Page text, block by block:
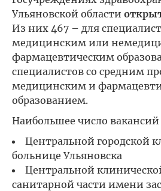
Ульяновской области
Из них 467 – для
медицинским или
фармацевтическим
специалистов со средним
медицинским и
образованием.
Наибольшее число
Центральной городской
больнице Ульяновска
Центральной
санитарной части имени